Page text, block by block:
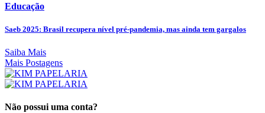
Educação
Saeb 2025: Brasil recupera nível pré-pandemia, mas ainda tem gargalos
Saiba Mais
Mais Postagens
Não possui uma conta?